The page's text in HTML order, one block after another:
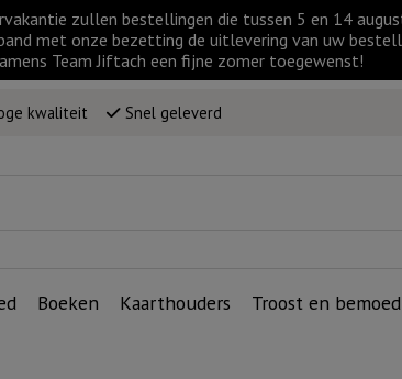
zullen bestellingen die tussen 5 en 14
met onze bezetting de uitlevering van uw
Team Jiftach een fijne zomer toegewenst!
kwaliteit Snel geleverd
Boeken Kaarthouders Troost en